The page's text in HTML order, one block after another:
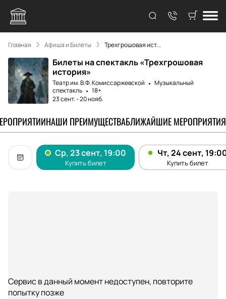
Главная Афиша и Билеты Трехгрошовая ист...
Билеты на спектакль «Трехгрошовая
история»
Театр им. В.Ф. Комиссаржевской
Музыкальный
спектакль
18+
23 сент.-20 нояб.
НАШИ ПРЕИМУЩЕСТВАБЛИЖАЙШИЕ МЕРОПРИЯТИЯ
Сервис в данный момент недоступен, повторите
попытку позже